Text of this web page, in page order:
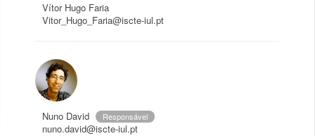
Vítor Hugo Faria
Vitor_Hugo_Faria@iscte-iul.pt
Nuno David Responsável
nuno.david@iscte-iul.pt